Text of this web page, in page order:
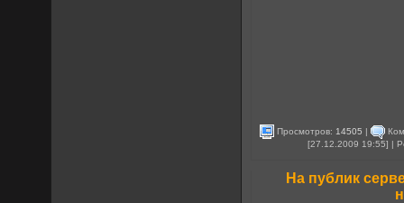
Просмотров: 14505 |
[27.12.2009 19:55] |
На публик